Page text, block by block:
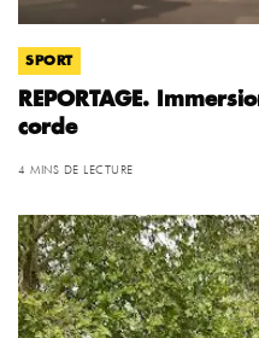
SPORT
REPORTAGE.
corde
4 MINS DE LECTURE